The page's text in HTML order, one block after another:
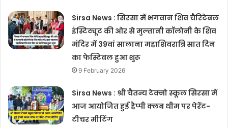
Sirsa News : सिरसा में भगवान शिव चैरिटेबल
इंस्टिट्यूट की ओर से मुल्तानी कॉलोनी के शिव
मंदिर में 39वां सालाना महाशिवरात्रि सात दिन
का फेस्टिवल हुआ शुरू
9 February 2026
Sirsa News : श्री चैतन्य टेक्नो स्कूल सिरसा में
आज आयोजित हुई हैप्पी क्लब थीम पर पेरेंट-
टीचर मीटिंग